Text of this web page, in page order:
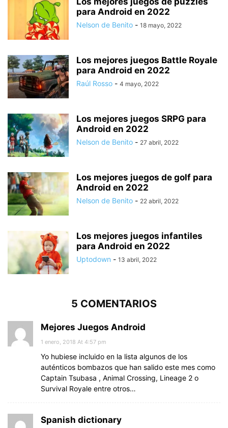
para Android en 2022
Nelson de Benito - 18 mayo, 2022
Los mejores juegos Battle Royale
para Android en 2022
Raúl Rosso - 4 mayo, 2022
Los mejores juegos SRPG para
Android en 2022
Nelson de Benito - 27 abril, 2022
Los mejores juegos de golf para
Android en 2022
Nelson de Benito - 22 abril, 2022
Los mejores juegos infantiles
para Android en 2022
Uptodown - 13 abril, 2022
5 COMENTARIOS
Mejores Juegos Android
1 enero, 2018 At 4:57 pm
Yo hubiese incluido en la lista algunos de los
auténticos bombazos que han salido este mes como
Captain Tsubasa , Animal Crossing, Lineage 2 o
Survival Royale entre otros…
Spanish dictionary